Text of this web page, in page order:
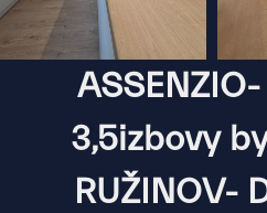
3,5izbovy
RUŽINOV-